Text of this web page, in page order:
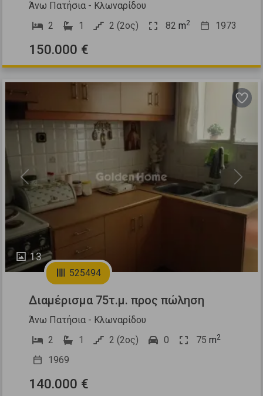
Άνω Πατήσια - Κλωναρίδου
2
1 2 (2ος) 82 m2 1973
150.000 €
13
Previous Next
525494
Διαμέρισμα 75τ.μ. προς πώληση
Άνω Πατήσια - Κλωναρίδου
2
1 2 (2ος) 0 75 m2
1969
140.000 €